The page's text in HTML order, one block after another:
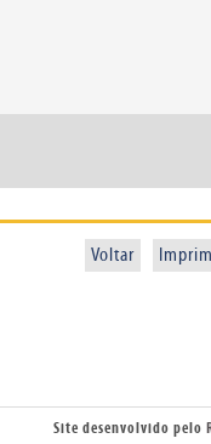
Voltar
Site desenvolvido pelo